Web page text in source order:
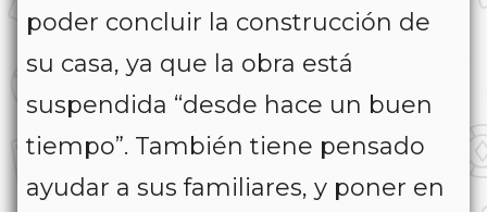
poder concluir la construcción de
su casa, ya que la obra está
suspendida “desde hace un buen
tiempo”. También tiene pensado
ayudar a sus familiares, y poner en